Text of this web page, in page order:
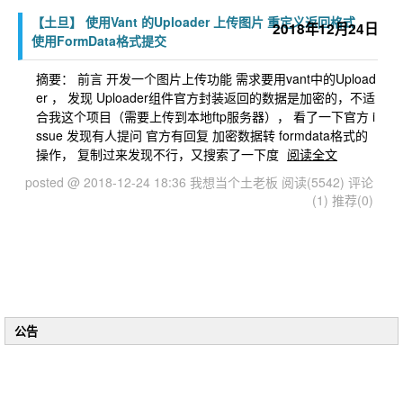
2018年12月24日
【土旦】 使用Vant 的Uploader 上传图片 重定义返回格式
使用FormData格式提交
摘要： 前言 开发一个图片上传功能 需求要用vant中的Upload
er ， 发现 Uploader组件官方封装返回的数据是加密的，不适
合我这个项目（需要上传到本地ftp服务器）， 看了一下官方 i
ssue 发现有人提问 官方有回复 加密数据转 formdata格式的
操作， 复制过来发现不行，又搜索了一下度 阅读全文
posted @ 2018-12-24 18:36 我想当个土老板 阅读(5542) 评论
(1) 推荐(0)
公告